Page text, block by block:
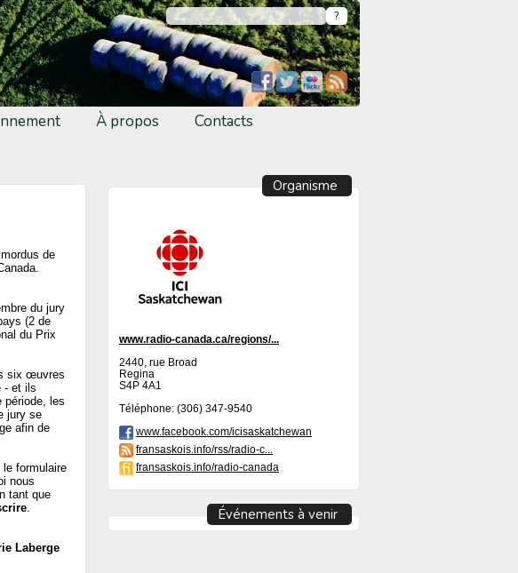
À propos Contacts
de
du jury
(2 de
du Prix
six œuvres
- et ils
période, les
jury se
afin de
formulaire
nous
tant que
.
Laberge
Organisme
www.radio-canada.ca/regions/...
2440, rue Broad
Regina
S4P 4A1
Téléphone: (306) 347-9540
www.facebook.com/icisaskatchewan
fransaskois.info/rss/radio-c...
fransaskois.info/radio-canada
Événements à venir